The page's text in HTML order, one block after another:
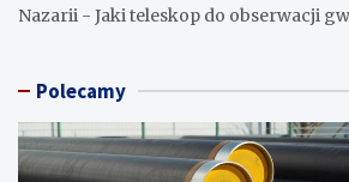
Nazarii - Jaki teleskop do obserwacji
Polecamy